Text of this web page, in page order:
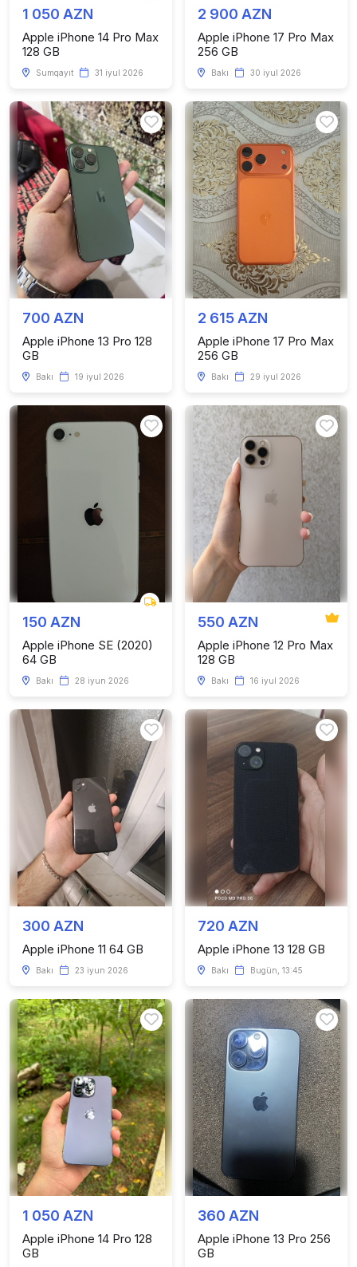
1 050 AZN
Apple iPhone 14 Pro Max
128 GB
Sumqayıt 31 iyul 2026
2 900 AZN
Apple iPhone 17 Pro Max
256 GB
Bakı 30 iyul 2026
700 AZN
Apple iPhone 13 Pro 128
GB
Bakı 19 iyul 2026
2 615 AZN
Apple iPhone 17 Pro Max
256 GB
Bakı 29 iyul 2026
150 AZN
Apple iPhone SE (2020)
64 GB
Bakı 28 iyun 2026
550 AZN
Apple iPhone 12 Pro Max
128 GB
Bakı 16 iyul 2026
300 AZN
Apple iPhone 11 64 GB
Bakı 23 iyun 2026
720 AZN
Apple iPhone 13 128 GB
Bakı Bugün, 13:45
1 050 AZN
Apple iPhone 14 Pro 128
GB
360 AZN
Apple iPhone 13 Pro 256
GB